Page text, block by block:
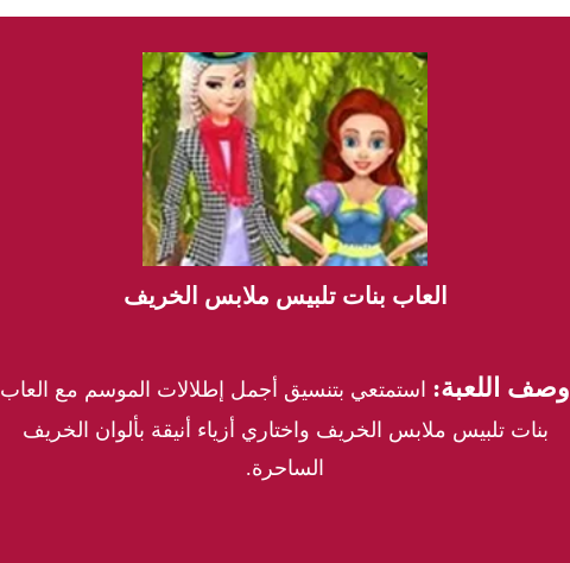
العاب بنات تلبيس ملابس الخريف
وصف اللعبة: استمتعي بتنسيق أجمل إطلالات الموسم مع العاب
بنات تلبيس ملابس الخريف واختاري أزياء أنيقة بألوان الخريف
الساحرة.